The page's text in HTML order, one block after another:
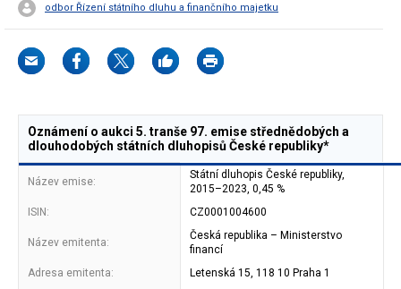
odbor Řízení státního dluhu a finančního majetku
Oznámení o aukci 5. tranše 97. emise střednědobých a
dlouhodobých státních dluhopisů České republiky*
Název emise:
Státní dluhopis České republiky,
2015–2023, 0,45 %
ISIN:
CZ0001004600
Název emitenta:
Česká republika – Ministerstvo
financí
Adresa emitenta:
Letenská 15, 118 10 Praha 1